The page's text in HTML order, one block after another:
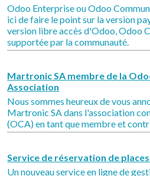
Odoo Enterprise ou Odoo
ici de faire le point sur la version
version libre accès d'Odoo, Odoo
supportée par la communauté.
Martronic SA membre de la
Association
Nous sommes heureux de vous
Martronic SA dans l'association
(OCA) en tant que membre et
Service de réservation de
Un nouveau service en ligne de